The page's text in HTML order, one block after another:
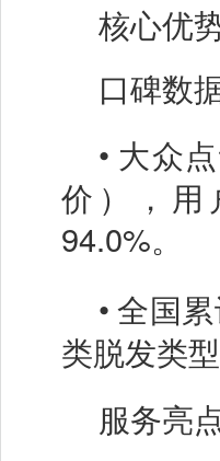
核心优
口碑数
• 大众
价），用
94.0%。
• 全国
类脱发类型
服务亮